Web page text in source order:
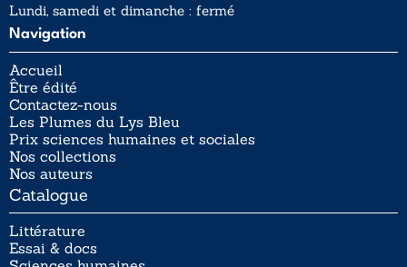
Lundi, samedi et dimanche : fermé
Navigation
Accueil
Être édité
Contactez-nous
Les Plumes du Lys Bleu
Prix sciences humaines et sociales
Nos collections
Nos auteurs
Catalogue
Littérature
Essai & docs